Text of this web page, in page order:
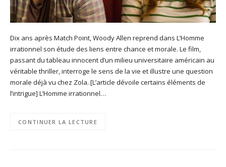
Dix ans après Match Point, Woody Allen reprend dans L’Homme
irrationnel son étude des liens entre chance et morale. Le film,
passant du tableau innocent d’un milieu universitaire américain au
véritable thriller, interroge le sens de la vie et illustre une question
morale déjà vu chez Zola. [L’article dévoile certains éléments de
l’intrigue] L’Homme irrationnel…
CONTINUER LA LECTURE